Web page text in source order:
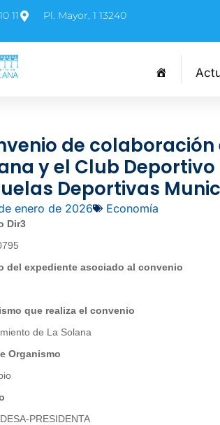
11 Pl. Mayor, 1 13240
de
y el Club
Deportivas
enero de 2026 Economía
Dir3
del expediente asociado al convenio
que realiza el convenio
de La Solana
Organismo
PRESIDENTA